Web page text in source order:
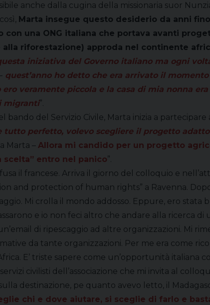
anche dalla cugina della missionaria suor
Marta insegue questo desiderio da anni
con una ONG italiana che portava avanti
riforestazione) approda nel continente
iniziativa del Governo italiano ma ogni
quest’anno ho detto che era arrivato il
veramente piccola e la casa di mia nonna
migranti”.
bando del Servizio Civile, Marta inizia a
tutto perfetto, volevo scegliere il progetto
Marta – Allora mi candido per un progetto
scelta” entro nel panico”.
il francese. Arriva il giorno del colloquio e
and protection of human rights” a Ravenna.
Mi crolla il mondo addosso. Eppure, ero
e io non feci altro che andare alla ricerca
di ripescaggio ad altre organizzazioni. Mi
da tante organizzazioni. Per me era come
E’ triste sapere come un’opportunità
civilisti dell’associazione che mi invita al
destinazione, pe quanto avevo letto, il
chi e dove aiutare, si sceglie di farlo e